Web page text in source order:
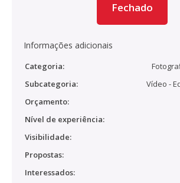
Fechado
Informações adicionais
Categoria:
Subcategoria:
Vídeo -
Orçamento:
Nível de experiência:
Visibilidade:
Propostas:
Interessados: